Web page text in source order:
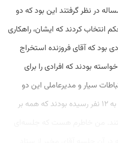
در نظر گرفتند این بود که دو
انتخاب کردند که ایشان، راهکاری
بود که آقای فروزنده استخراج
بودند که افرادی را برای
سیار و مدیرعاملی این دو
شرکت معرفی کنند و در مجموع به ۱۲ نفر رسیده بودند که همه بر